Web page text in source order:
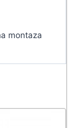
montaza